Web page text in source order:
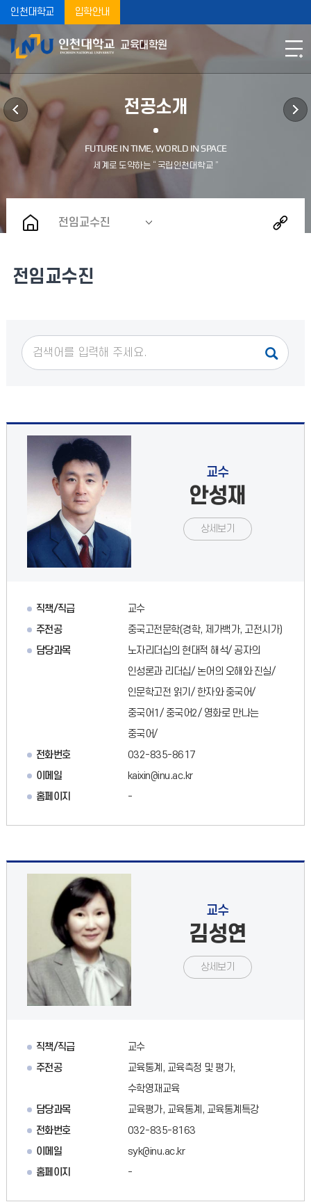
인천대학교 입학안내
교육대학원
전공소개
전임교수진
전임교수진
교수
안성재
상세보기
직책/직급
교수
주전공
중국고전문학(경학, 제가백가, 고전시가)
담당과목
노자리더십의 현대적 해석/ 공자의
인성론과 리더십/ 논어의 오해와 진실/
인문학고전 읽기/ 한자와 중국어/
중국어1/ 중국어2/ 영화로 만나는
중국어/
전화번호
032-835-8617
이메일
kaixin@inu.ac.kr
홈페이지
-
교수
김성연
상세보기
직책/직급
교수
주전공
교육통계, 교육측정 및 평가,
수학영재교육
담당과목
교육평가, 교육통계, 교육통계특강
전화번호
032-835-8163
이메일
syk@inu.ac.kr
홈페이지
-